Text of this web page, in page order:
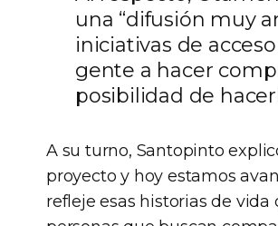
una “difusión muy
iniciativas de
gente a hacer
posibilidad de
A su turno, Santopinto
proyecto y hoy estamos
refleje esas historias de